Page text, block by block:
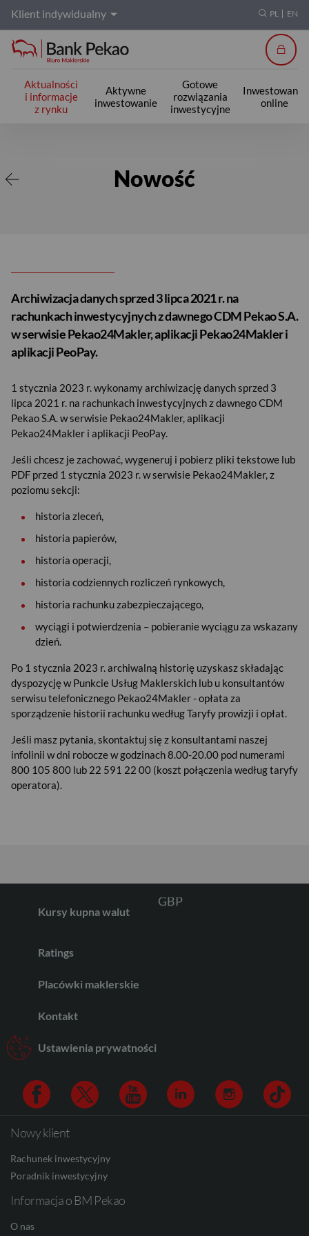
Klient indywidualny PL EN
Aktualności
i informacje
z rynku
Aktywne
inwestowanie
Gotowe
rozwiązania
inwestycyjne
Inwestowanie
online
Nowość
Archiwizacja danych sprzed 3 lipca 2021 r. na
rachunkach inwestycyjnych z dawnego CDM Pekao S.A.
w serwisie Pekao24Makler, aplikacji Pekao24Makler i
aplikacji PeoPay.
1 stycznia 2023 r. wykonamy archiwizację danych sprzed 3
lipca 2021 r. na rachunkach inwestycyjnych z dawnego CDM
Pekao S.A. w serwisie Pekao24Makler, aplikacji
Pekao24Makler i aplikacji PeoPay.
Jeśli chcesz je zachować, wygeneruj i pobierz pliki tekstowe lub
PDF przed 1 stycznia 2023 r. w serwisie Pekao24Makler, z
poziomu sekcji:
historia zleceń,
historia papierów,
historia operacji,
historia codziennych rozliczeń rynkowych,
historia rachunku zabezpieczającego,
wyciągi i potwierdzenia – pobieranie wyciągu za wskazany
dzień.
Po 1 stycznia 2023 r. archiwalną historię uzyskasz składając
dyspozycję w Punkcie Usług Maklerskich lub u konsultantów
serwisu telefonicznego Pekao24Makler - opłata za
sporządzenie historii rachunku według Taryfy prowizji i opłat.
Jeśli masz pytania, skontaktuj się z konsultantami naszej
infolinii w dni robocze w godzinach 8.00-20.00 pod numerami
800 105 800 lub 22 591 22 00 (koszt połączenia według taryfy
operatora).
Kursy kupna walut
USD
GBP
Ratings
Placówki maklerskie
Kontakt
Ustawienia prywatności
Facebook
Nowy klient
Rachunek inwestycyjny
Poradnik inwestycyjny
Informacja o BM Pekao
O nas